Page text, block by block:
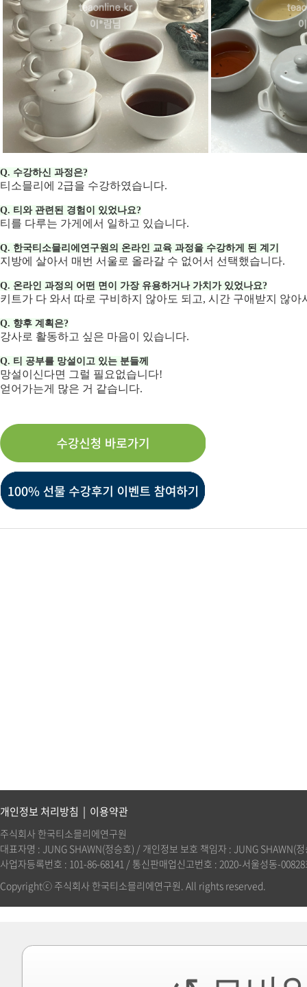
Q. 수강하신 과정은?
티소믈리에 2급을 수강하였습니다.
Q. 티와 관련된 경험이 있었나요?
티를 다루는 가게에서 일하고 있습니다.
Q. 한국티소믈리에연구원의 온라인 교육 과정을 수강하게 된 계기
지방에 살아서 매번 서울로 올라갈 수 없어서 선택했습니다.
Q. 온라인 과정의 어떤 면이 가장 유용하거나 가치가 있었나요?
키트가 다 와서 따로 구비하지 않아도 되고, 시간 구애받지 않아
Q. 향후 계획은?
강사로 활동하고 싶은 마음이 있습니다.
Q. 티 공부를 망설이고 있는 분들께
망설이신다면 그럴 필요없습니다!
얻어가는게 많은 거 같습니다.
개인정보 처리방침 | 이용약관
주식회사 한국티소믈리에연구원
대표자명 : JUNG SHAWN(정승호) / 개인정보 보호 책임자 : JUNG
사업자등록번호 : 101-86-68141 / 통신판매업신고번호 : 2020-서울성동-
Copyrightⓒ 주식회사 한국티소믈리에연구원. All rights reserved.